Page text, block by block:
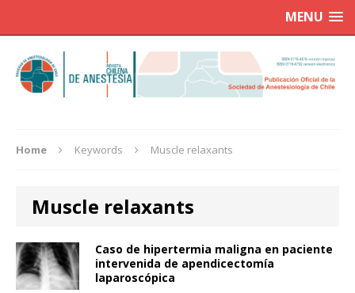
MENU
Home Keywords Muscle relaxants
Muscle relaxants
Caso de hipertermia maligna en paciente
intervenida de apendicectomía
laparoscópica